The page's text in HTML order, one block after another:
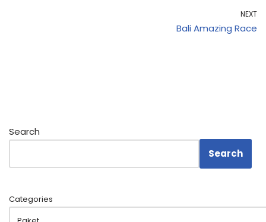
NEXT
Bali Amazing Race
Search
Search
Categories